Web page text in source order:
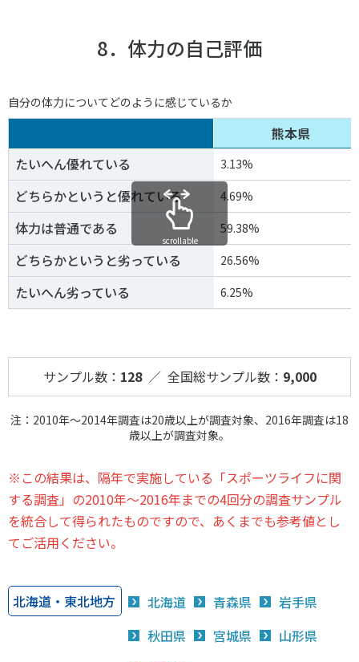
8．体力の自己評価
自分の体力についてどのように感じているか
熊本県
たいへん優れている
3.13%
どちらかというと優れている 4.69%
体力は普通である 59.38%
どちらかというと劣っている 26.56%
たいへん劣っている 6.25%
scrollable
サンプル数： 128／ 全国総サンプル数： 9,000
注：2010年～2014年調査は20歳以上が調査対象、2016年調査は18
歳以上が調査対象。
※この結果は、隔年で実施している「スポーツライフに関
する調査」の2010年～2016年までの4回分の調査サンプル
を統合して得られたものですので、あくまでも参考値とし
てご活用ください。
北海道・東北地方 北海道 青森県
岩手県
秋田県
宮城県
山形県